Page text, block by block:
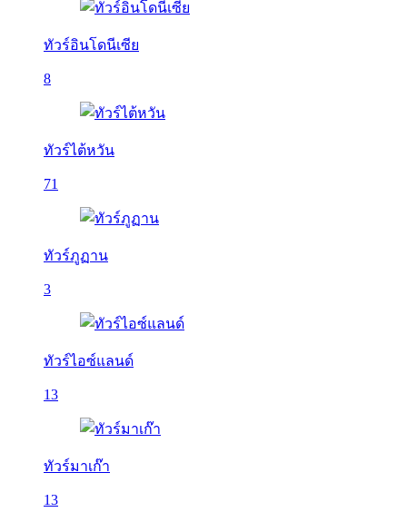
ทัวร์อินโดนีเซีย
8
ทัวร์ไต้หวัน
71
ทัวร์ภูฏาน
3
ทัวร์ไอซ์แลนด์
13
ทัวร์มาเก๊า
13